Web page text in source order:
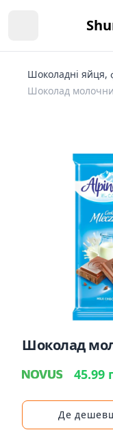
Шоколадні яйця,
Шоколад
Шоколад
45.99
Де